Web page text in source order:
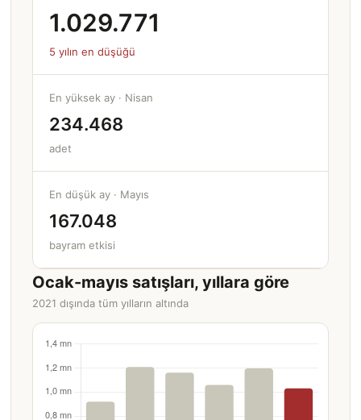
1.029.771
5 yılın en düşüğü
En yüksek ay · Nisan
234.468
adet
En düşük ay · Mayıs
167.048
bayram etkisi
Ocak-mayıs satışları, yıllara göre
2021 dışında tüm yılların altında